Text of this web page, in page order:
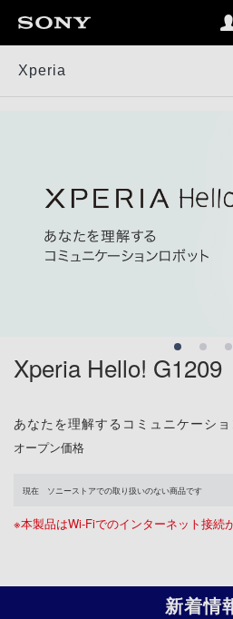
Xperia
Xperia Hello! G1209
あなたを理解するコミュニケーショ
オープン価格
現在 ソニーストアでの取り扱いのない商品です
※本製品はWi-Fiでのインターネット接続
新着情